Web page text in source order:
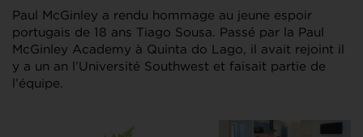
Paul McGinley a rendu hommage au jeune espoir
portugais de 18 ans Tiago Sousa. Passé par la Paul
McGinley Academy à Quinta do Lago, il avait rejoint il
y a un an l’Université Southwest et faisait partie de
l’équipe.